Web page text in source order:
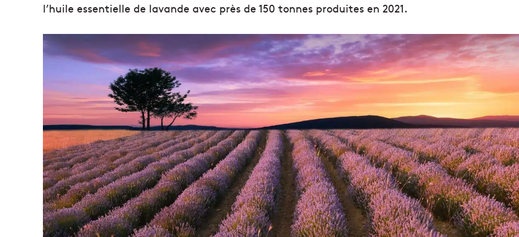
l’huile essentielle de lavande avec près de 150 tonnes produites en 2021.